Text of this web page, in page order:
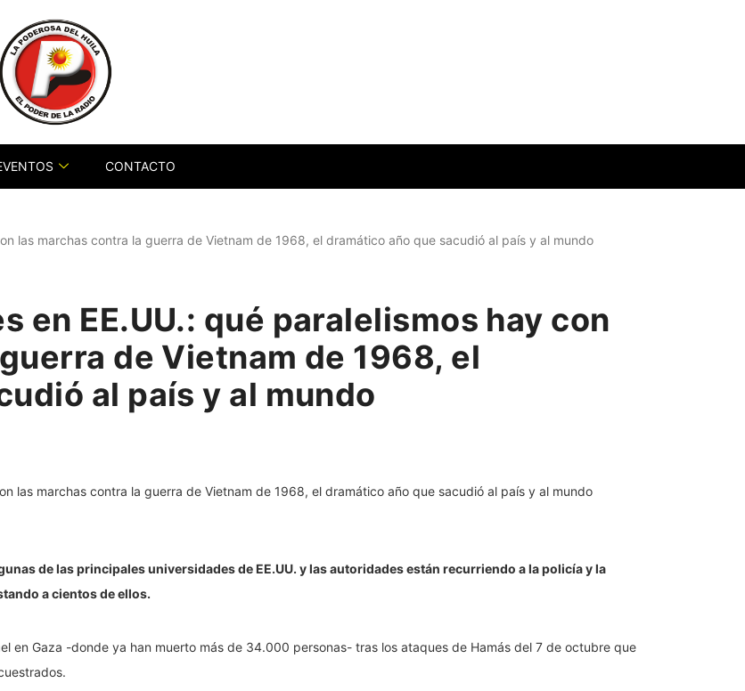
CONTACTO
las marchas contra la guerra de Vietnam de 1968, el dramático año que sacudió al país y al mundo
en EE.UU.: qué paralelismos hay con
de Vietnam de 1968, el
al país y al mundo
de las principales universidades de EE.UU. y las autoridades están recurriendo a la policía y la
a cientos de ellos.
en Gaza -donde ya han muerto más de 34.000 personas- tras los ataques de Hamás del 7 de octubre que